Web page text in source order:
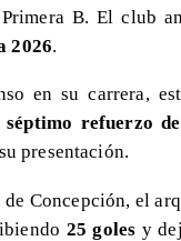
B. El club
2026.
en su carrera,
refuerzo
presentación.
Concepción, el
25 goles y